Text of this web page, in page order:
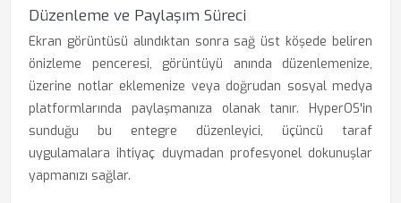
Düzenleme ve Paylaşım Süreci
Ekran görüntüsü alındıktan sonra sağ üst köşede beliren
önizleme penceresi, görüntüyü anında düzenlemenize,
üzerine notlar eklemenize veya doğrudan sosyal medya
platformlarında paylaşmanıza olanak tanır. HyperOS'in
sunduğu bu entegre düzenleyici, üçüncü taraf
uygulamalara ihtiyaç duymadan profesyonel dokunuşlar
yapmanızı sağlar.